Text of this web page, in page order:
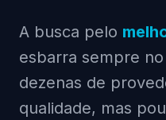
A busca pelo
esbarra sempre
dezenas de
qualidade, mas